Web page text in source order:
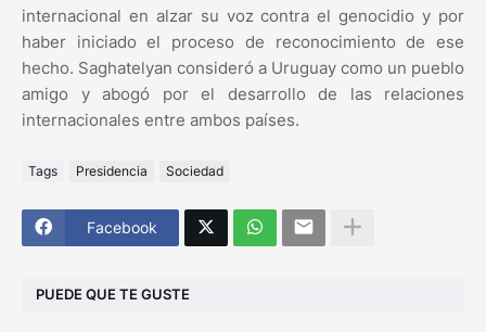
internacional en alzar su voz contra el genocidio y por
haber iniciado el proceso de reconocimiento de ese
hecho. Saghatelyan consideró a Uruguay como un pueblo
amigo y abogó por el desarrollo de las relaciones
internacionales entre ambos países.
Tags Presidencia Sociedad
Facebook
PUEDE QUE TE GUSTE